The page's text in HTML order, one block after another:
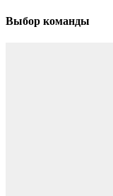
Выбор команды